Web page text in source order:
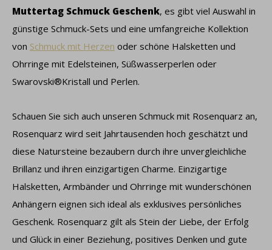
Muttertag Schmuck Geschenk, es gibt viel Auswahl in
günstige Schmuck-Sets und eine umfangreiche Kollektion
von Schmuck mit Herzen oder schöne Halsketten und
Ohrringe mit Edelsteinen, Süßwasserperlen oder
Swarovski®Kristall und Perlen.
Schauen Sie sich auch unseren Schmuck mit Rosenquarz an,
Rosenquarz wird seit Jahrtausenden hoch geschätzt und
diese Natursteine ​​bezaubern durch ihre unvergleichliche
Brillanz und ihren einzigartigen Charme. Einzigartige
Halsketten, Armbänder und Ohrringe mit wunderschönen
Anhängern eignen sich ideal als exklusives persönliches
Geschenk. Rosenquarz gilt als Stein der Liebe, der Erfolg
und Glück in einer Beziehung, positives Denken und gute